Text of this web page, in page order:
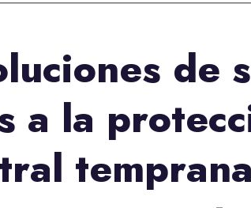
a la